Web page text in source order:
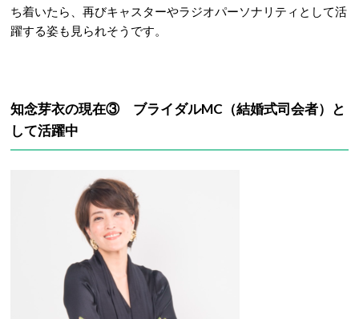
ち着いたら、再びキャスターやラジオパーソナリティとして活
躍する姿も見られそうです。
知念芽衣の現在③ ブライダルMC（結婚式司会者）と
して活躍中